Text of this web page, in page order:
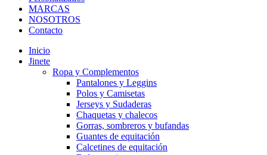
MARCAS
NOSOTROS
Contacto
Inicio
Jinete
Ropa y Complementos
Pantalones y Leggins
Polos y Camisetas
Jerseys y Sudaderas
Chaquetas y chalecos
Gorras, sombreros y bufandas
Guantes de equitación
Calcetines de equitación